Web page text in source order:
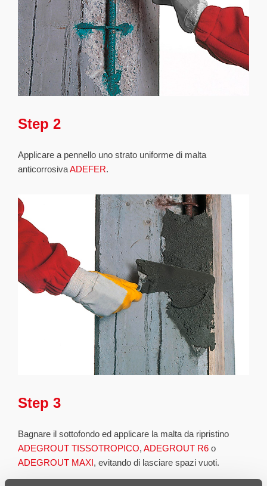
Step 2
Applicare a pennello uno strato uniforme di malta
anticorrosivaADEFER.
Step 3
Bagnare il sottofondo ed applicare la malta da ripristino
ADEGROUT TISSOTROPICO, ADEGROUT R6 o
ADEGROUT MAXI, evitando di lasciare spazi vuoti.